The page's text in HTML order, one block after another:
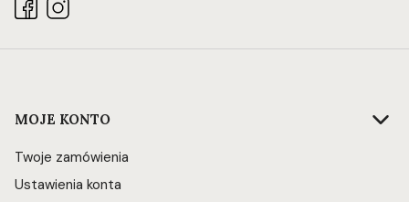
Linki w stopce
MOJE KONTO
Twoje zamówienia
Ustawienia konta